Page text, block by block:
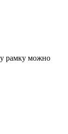
рамку можно